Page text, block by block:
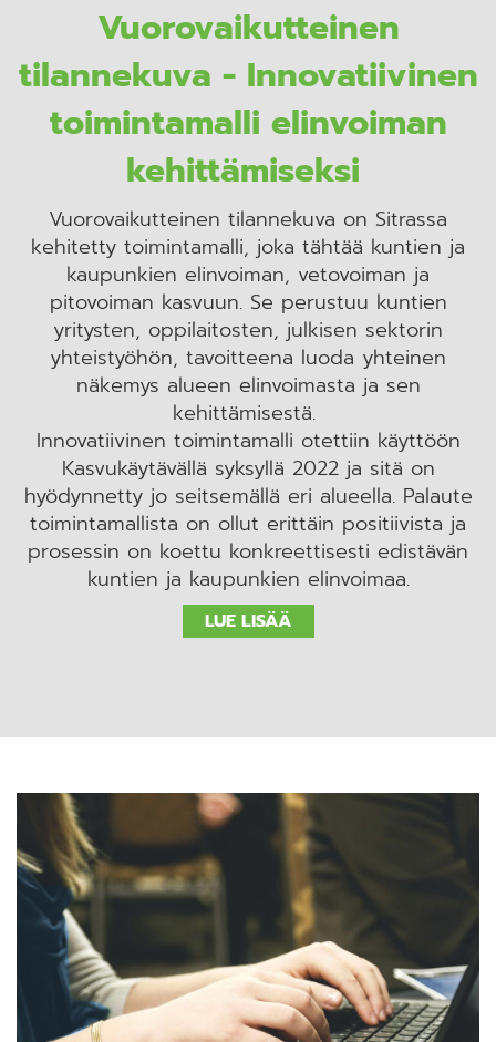
Vuorovaikutteinen
tilannekuva - Innovatiivinen
toimintamalli elinvoiman
kehittämiseksi
Vuorovaikutteinen tilannekuva on Sitrassa
kehitetty toimintamalli, joka tähtää kuntien ja
kaupunkien elinvoiman, vetovoiman ja
pitovoiman kasvuun. Se perustuu kuntien
yritysten, oppilaitosten, julkisen sektorin
yhteistyöhön, tavoitteena luoda yhteinen
näkemys alueen elinvoimasta ja sen
kehittämisestä.
Innovatiivinen toimintamalli otettiin käyttöön
Kasvukäytävällä syksyllä 2022 ja sitä on
hyödynnetty jo seitsemällä eri alueella. Palaute
toimintamallista on ollut erittäin positiivista ja
prosessin on koettu konkreettisesti edistävän
kuntien ja kaupunkien elinvoimaa.
LUE LISÄÄ